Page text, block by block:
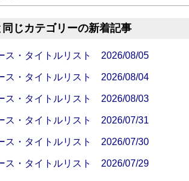
同じカテゴリーの新着記事
ス・タイトルリスト 2026/08/05
ス・タイトルリスト 2026/08/04
ス・タイトルリスト 2026/08/03
ス・タイトルリスト 2026/07/31
ス・タイトルリスト 2026/07/30
ス・タイトルリスト 2026/07/29